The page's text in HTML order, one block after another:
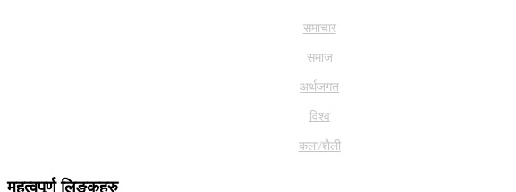
समाचार
समाज
अर्थजगत
विश्व
कला/शैली
महत्वपूर्ण लिङ्कहरु